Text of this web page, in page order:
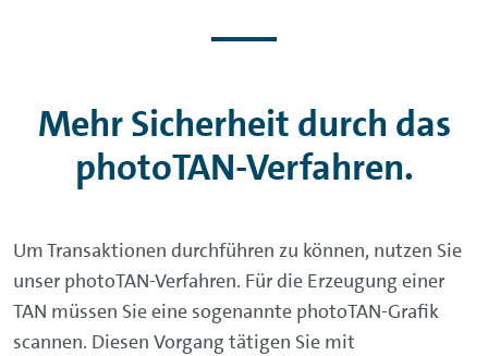
Mehr Sicherheit durch das
photoTAN-Verfahren.
Um Transaktionen durchführen zu können, nutzen Sie
unser photoTAN-Verfahren. Für die Erzeugung einer
TAN müssen Sie eine sogenannte photoTAN-Grafik
scannen. Diesen Vorgang tätigen Sie mit